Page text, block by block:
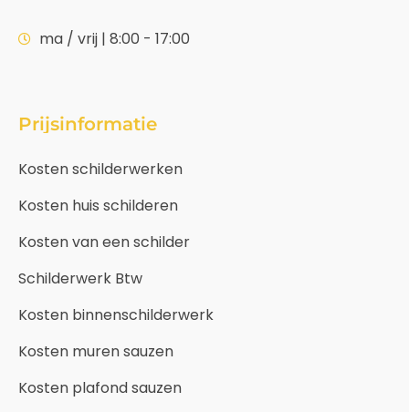
ma / vrij | 8:00 - 17:00
Prijsinformatie
Kosten schilderwerken
Kosten huis schilderen
Kosten van een schilder
Schilderwerk Btw
Kosten binnenschilderwerk
Kosten muren sauzen
Kosten plafond sauzen